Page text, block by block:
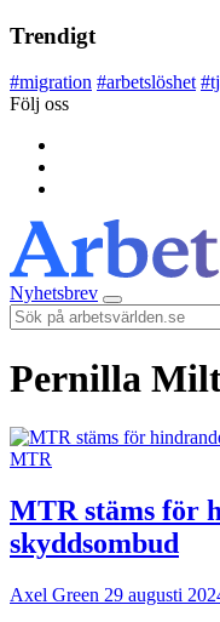
Trendigt
#migration #arbetslöshet #
Följ oss
Nyhetsbrev
Pernilla
MTR
MTR stäms för
skyddsombud
Axel Green 29 augusti